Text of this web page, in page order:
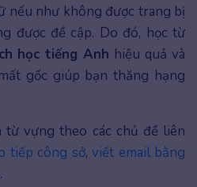
nếu như không được trang bị
được đề cập. Do đó, học từ
học tiếng Anh hiệu quả và
gốc giúp bạn thăng hạng
từ vựng theo các chủ đề liên
tiếp công sở, viết email bằng